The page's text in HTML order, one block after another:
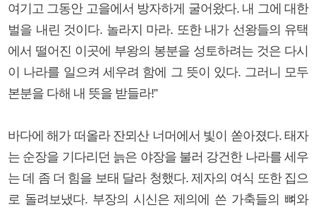
여기고 그동안 고을에서 방자하게 굴어왔다. 내 그에 대한
벌을 내린 것이다. 놀라지 마라. 또한 내가 선왕들의 유택
에서 떨어진 이곳에 부왕의 봉분을 성토하려는 것은 다시
이 나라를 일으켜 세우려 함에 그 뜻이 있다. 그러니 모두
본분을 다해 내 뜻을 받들라!”
바다에 해가 떠올라 잔뫼산 너머에서 빛이 쏟아졌다. 태자
는 순장을 기다리던 늙은 야장을 불러 강건한 나라를 세우
는 데 좀 더 힘을 보태 달라 청했다. 제자의 여식 또한 집으
로 돌려보냈다. 부장의 시신은 제의에 쓴 가축들의 뼈와